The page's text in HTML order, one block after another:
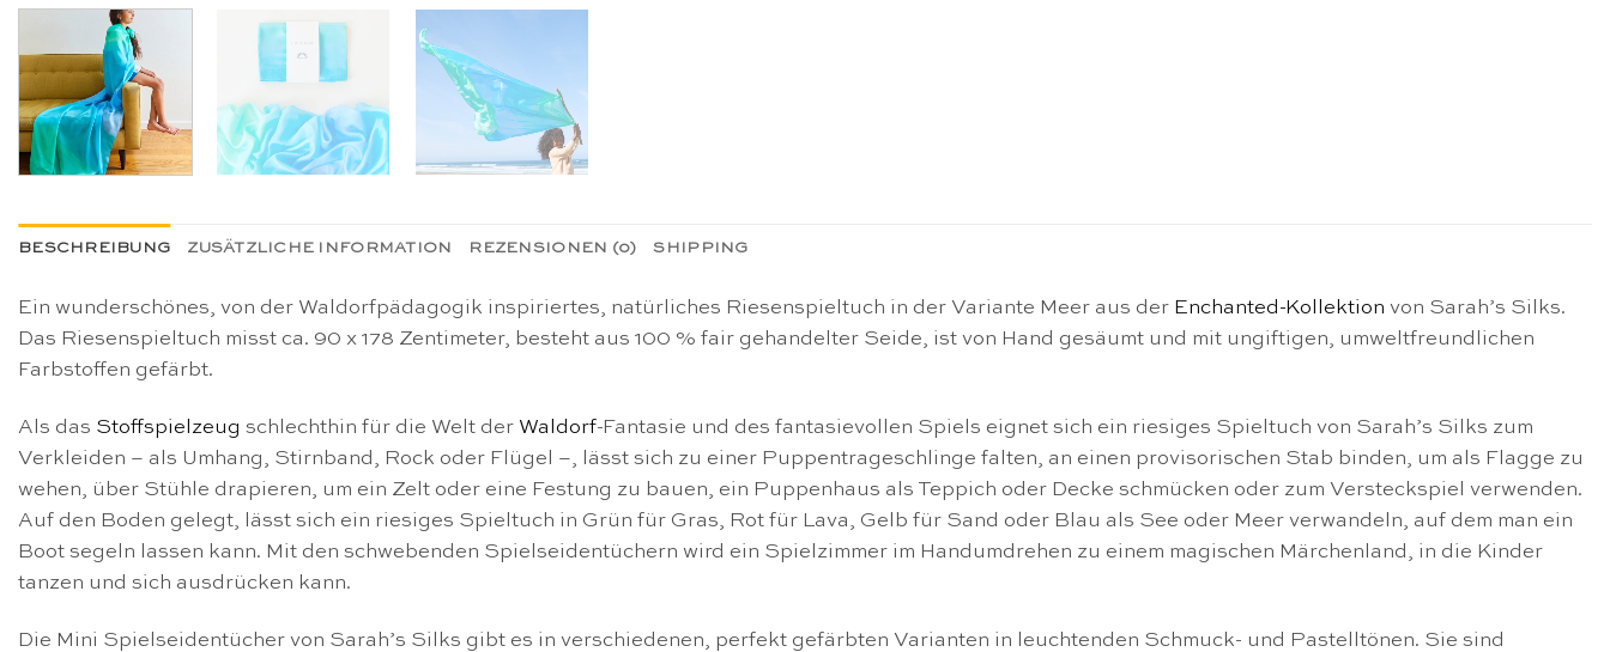
BESCHREIBUNG ZUSÄTZLICHE INFORMATION REZENSIONEN (0) SHIPPING
Ein wunderschönes, von der Waldorfpädagogik inspiriertes, natürliches Riesenspieltuch in der Variante Meer aus der Enchanted-Kollektion von Sarah’s Silks.
Das Riesenspieltuch misst ca. 90 x 178 Zentimeter, besteht aus 100 % fair gehandelter Seide, ist von Hand gesäumt und mit ungiftigen, umweltfreundlichen
Farbstoffen gefärbt.
Als das Stoffspielzeug schlechthin für die Welt der Waldorf-Fantasie und des fantasievollen Spiels eignet sich ein riesiges Spieltuch von Sarah’s Silks zum
Verkleiden – als Umhang, Stirnband, Rock oder Flügel –, lässt sich zu einer Puppentrageschlinge falten, an einen provisorischen Stab binden, um als Flagge zu
wehen, über Stühle drapieren, um ein Zelt oder eine Festung zu bauen, ein Puppenhaus als Teppich oder Decke schmücken oder zum Versteckspiel verwenden.
Auf den Boden gelegt, lässt sich ein riesiges Spieltuch in Grün für Gras, Rot für Lava, Gelb für Sand oder Blau als See oder Meer verwandeln, auf dem man ein
Boot segeln lassen kann. Mit den schwebenden Spielseidentüchern wird ein Spielzimmer im Handumdrehen zu einem magischen Märchenland, in die Kinder
tanzen und sich ausdrücken kann.
Die Mini Spielseidentücher von Sarah’s Silks gibt es in verschiedenen, perfekt gefärbten Varianten in leuchtenden Schmuck- und Pastelltönen. Sie sind